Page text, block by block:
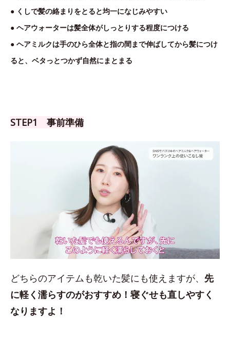
● くしで髪の絡まりをとると均一になじみやすい
● ヘアウォーターは髪全体がしっとりする程度につける
● ヘアミルクは手のひら全体と指の間まで伸ばしてから髪につけ
ると、ベタっとつかず自然にまとまる
STEP1 事前準備
どちらのアイテムも乾いた髪にも使えますが、 先
に軽く濡らすのがおすすめ！寝ぐせも直しやすく
なりますよ！